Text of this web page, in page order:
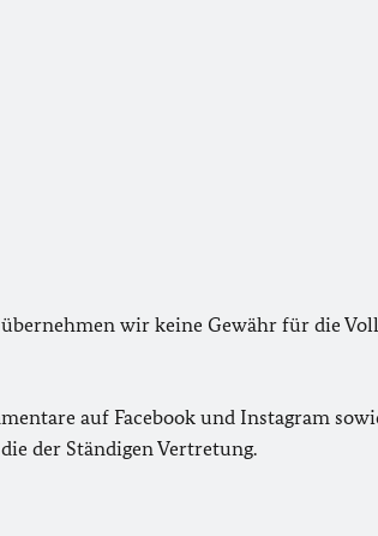
wir keine Gewähr für die
auf Facebook und Instagram
der Ständigen Vertretung.